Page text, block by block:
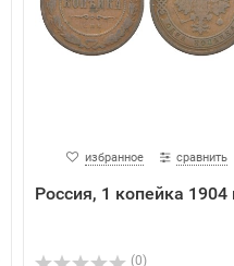
избранное сравнить
Россия, 1 копейка 1904
(0)